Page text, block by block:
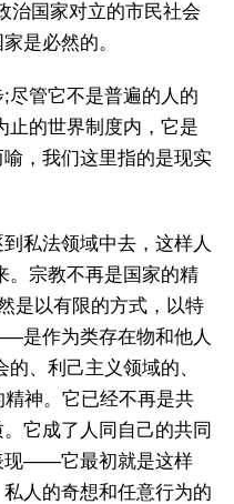
治国家对立的市民社会
是必然的。
尽管它不是普遍的人的
止的世界制度内，它是
，我们这里指的是现实
私法领域中去，这样人
。宗教不再是国家的精
以有限的方式，以特
是作为类存在物和他人
、利己主义领域的、
神。它已经不再是共
它成了人同自己的共同
现——它最初就是这样
人的奇想和任意行为的